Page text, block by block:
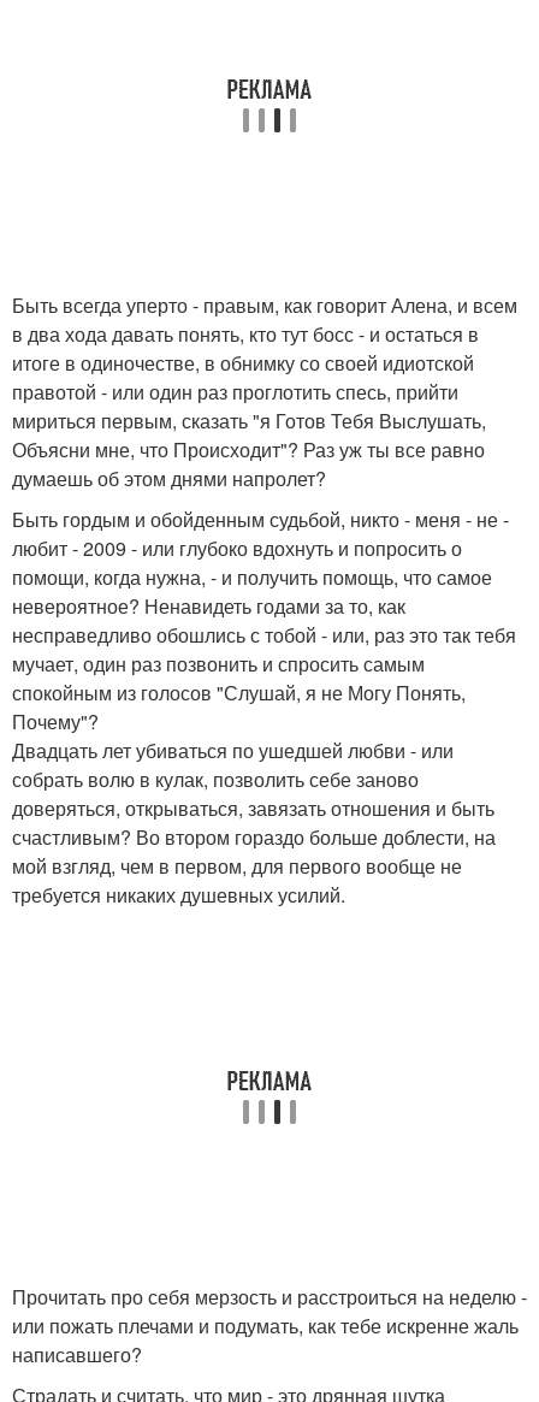
Быть всегда уперто - правым, как говорит Алена, и всем
в два хода давать понять, кто тут босс - и остаться в
итоге в одиночестве, в обнимку со своей идиотской
правотой - или один раз проглотить спесь, прийти
мириться первым, сказать "я Готов Тебя Выслушать,
Объясни мне, что Происходит"? Раз уж ты все равно
думаешь об этом днями напролет?
Быть гордым и обойденным судьбой, никто - меня - не -
любит - 2009 - или глубоко вдохнуть и попросить о
помощи, когда нужна, - и получить помощь, что самое
невероятное? Ненавидеть годами за то, как
несправедливо обошлись с тобой - или, раз это так тебя
мучает, один раз позвонить и спросить самым
спокойным из голосов "Слушай, я не Могу Понять,
Почему"?
Двадцать лет убиваться по ушедшей любви - или
собрать волю в кулак, позволить себе заново
доверяться, открываться, завязать отношения и быть
счастливым? Во втором гораздо больше доблести, на
мой взгляд, чем в первом, для первого вообще не
требуется никаких душевных усилий.
Прочитать про себя мерзость и расстроиться на неделю -
или пожать плечами и подумать, как тебе искренне жаль
написавшего?
Страдать и считать, что мир - это дрянная шутка